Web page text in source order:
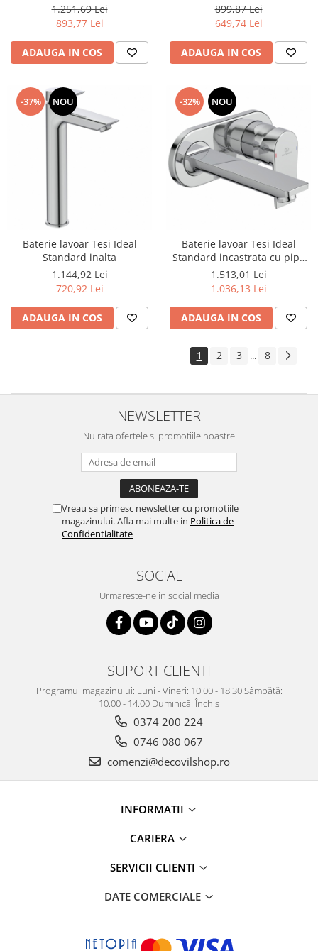
1.251,69 Lei
893,77 Lei
ADAUGA IN COS
899,87 Lei
649,74 Lei
ADAUGA IN COS
-37% NOU
Baterie lavoar Tesi Ideal
Standard inalta
1.144,92 Lei
720,92 Lei
ADAUGA IN COS
-32% NOU
Baterie lavoar Tesi Ideal
Standard incastrata cu pipa
17,2 cm
1.513,01 Lei
1.036,13 Lei
ADAUGA IN COS
1 2 3 ... 8
NEWSLETTER
Nu rata ofertele si promotiile noastre
Vreau sa primesc newsletter cu promotiile
magazinului. Afla mai multe in Politica de
Confidentialitate
SOCIAL
Urmareste-ne in social media
SUPORT CLIENTI
Programul magazinului: Luni - Vineri: 10.00 - 18.30 Sâmbătă:
10.00 - 14.00 Duminică: Închis
0374 200 224
0746 080 067
comenzi@decovilshop.ro
INFORMATII
CARIERA
SERVICII CLIENTI
DATE COMERCIALE